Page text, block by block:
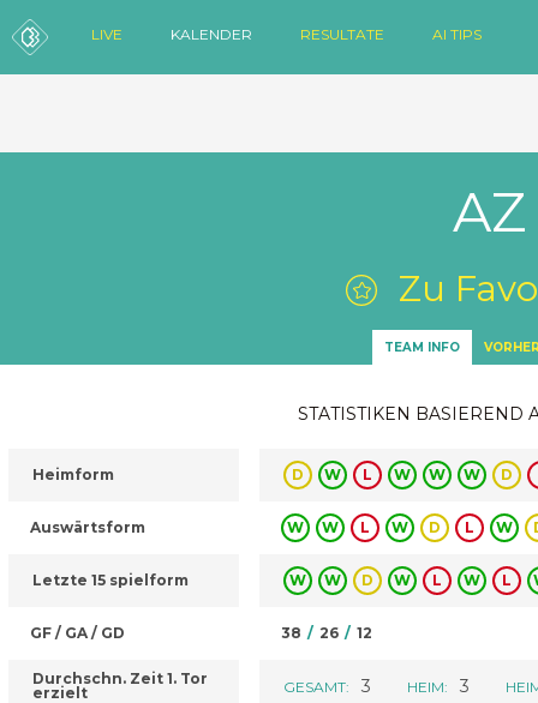
LIVE KALENDER RESULTATE AI TIPS
Zu
TEAM INFO
STATISTIKEN BASIEREND
Heimform
Auswärtsform
Letzte 15 spielform
GF / GA / GD
Durchschn. Zeit 1. Tor
erzielt
D W L W W W D
W W L W D L W
W W D W L W L
38 / 26 / 12
GESAMT: 3 HEIM: 3